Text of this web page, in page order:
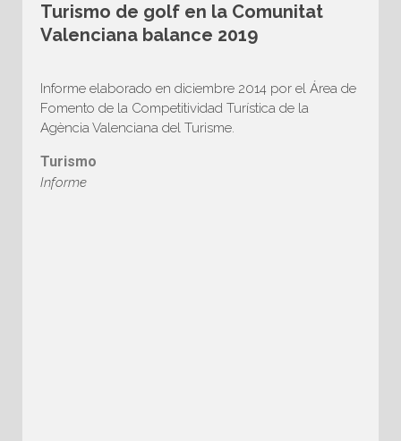
Turismo de golf en la Comunitat
Valenciana balance 2019
Informe elaborado en diciembre 2014 por el Área de
Fomento de la Competitividad Turística de la
Agència Valenciana del Turisme.
Turismo
Informe